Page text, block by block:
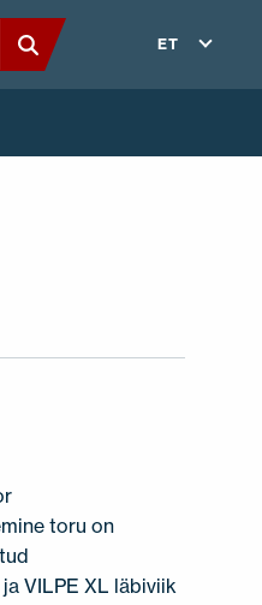
ET
toru on
VILPE XL läbiviik